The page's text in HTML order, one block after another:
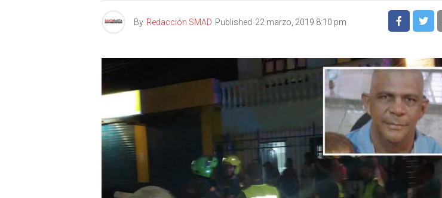
By Redacción SMAD Published 22 marzo, 2019 8:10 pm